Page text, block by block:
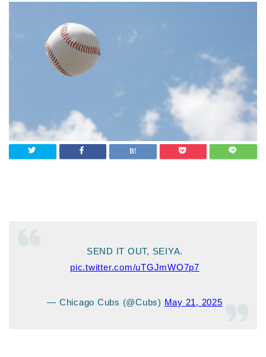
SEND IT OUT, SEIYA.
pic.twitter.com/uTGJmWO7p7
— Chicago Cubs (@Cubs) May 21, 2025